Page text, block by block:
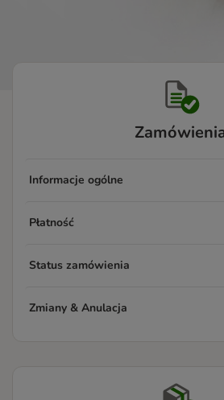
Informacje ogólne
Płatność
Status zamówienia
Zmiany & Anulacja